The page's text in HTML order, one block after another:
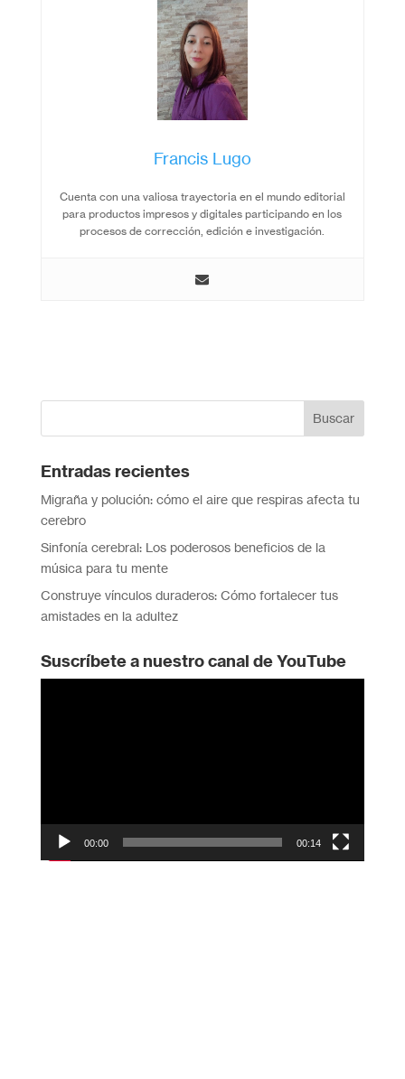
Francis Lugo
Cuenta con una valiosa trayectoria en el mundo editorial
para productos impresos y digitales participando en los
procesos de corrección, edición e investigación.
Entradas recientes
Migraña y polución: cómo el aire que respiras afecta tu
cerebro
Sinfonía cerebral: Los poderosos beneficios de la
música para tu mente
Construye vínculos duraderos: Cómo fortalecer tus
amistades en la adultez
Suscríbete a nuestro canal de YouTube
00:00 00:14